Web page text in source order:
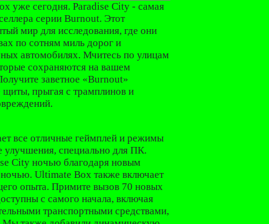
уже сегодня. Paradise City - самая
серии Burnout. Этот
мир для исследования, где они
по сотням миль дорог и
автомобилях. Мчитесь по улицам
сохраняются на вашем
заветное «Burnout»
щиты, прыгая с трамплинов и
все отличные геймплей и режимы
улучшения, специально для ПК.
City ночью благодаря новым
Ultimate Box также включает
опыта. Примите вызов 70 новых
с самого начала, включая
транспортными средствами,